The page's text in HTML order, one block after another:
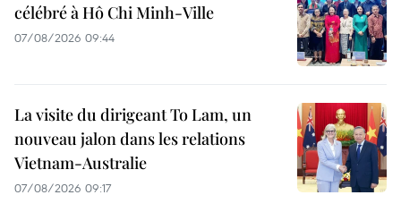
célébré à Hô Chi Minh-Ville
07/08/2026 09:44
La visite du dirigeant To Lam, un
nouveau jalon dans les relations
Vietnam-Australie
07/08/2026 09:17